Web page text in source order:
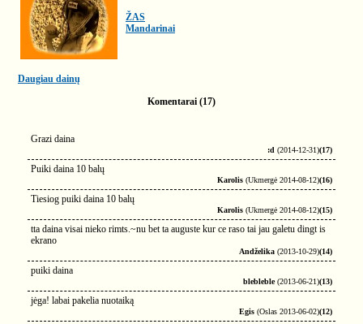
ŽAS
Mandarinai
Daugiau dainų
Komentarai (17)
Grazi daina
:d (2014-12-31)(17)
Puiki daina 10 balų
Karolis (Ukmergė 2014-08-12)(16)
Tiesiog puiki daina 10 balų
Karolis (Ukmergė 2014-08-12)(15)
tta daina visai nieko rimts.~nu bet ta auguste kur ce raso tai jau galetu dingt is
ekrano
Andželika (2013-10-29)(14)
puiki daina
blebleble(2013-06-21)(13)
jėga! labai pakelia nuotaiką
Egis (Oslas 2013-06-02)(12)